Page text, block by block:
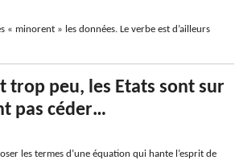
minorent » les données. Le verbe est d’ailleurs
peu, les Etats sont sur
pas céder…
les termes d’une équation qui hante l’esprit de